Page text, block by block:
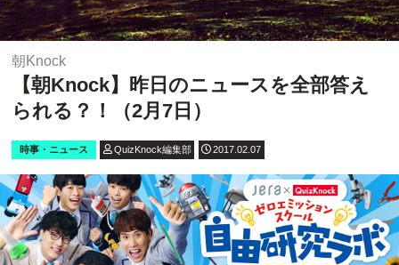
朝Knock
【朝Knock】昨日のニュースを全部答え
られる？！（2月7日）
時事・ニュース QuizKnock編集部 2017.02.07